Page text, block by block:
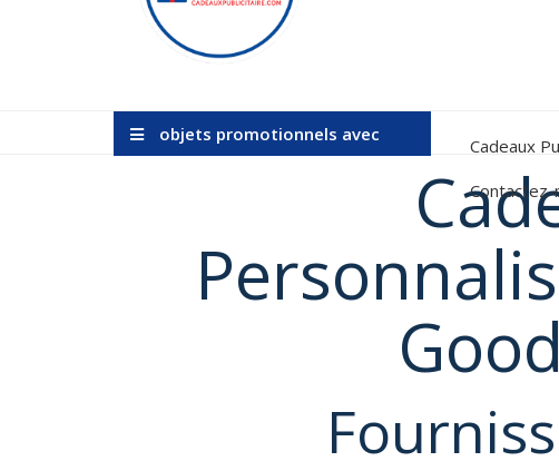
objets promotionnels avec
Cadeaux
Contactez-